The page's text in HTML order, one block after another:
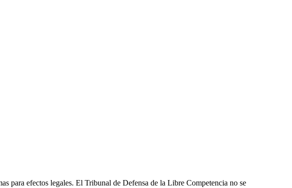
para efectos legales. El Tribunal de Defensa de la Libre Competencia no se